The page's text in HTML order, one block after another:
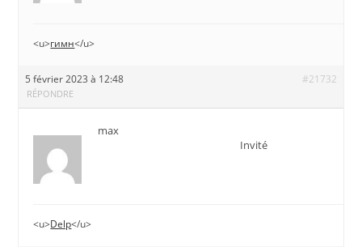
<u>гимн</u>
5 février 2023 à 12:48 #21732
RÉPONDRE
max
Invité
<u>Delp</u>